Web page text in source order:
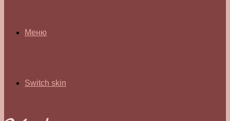
Меню
Switch skin